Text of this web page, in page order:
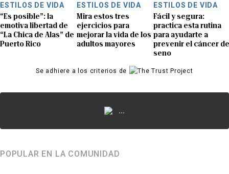
ESTILOS DE VIDA
“Es posible”: la
emotiva libertad de
“La Chica de Alas” de
Puerto Rico
ESTILOS DE VIDA
Mira estos tres
ejercicios para
mejorar la vida de los
adultos mayores
ESTILOS DE VIDA
Fácil y segura:
practica esta rutina
para ayudarte a
prevenir el cáncer de
seno
Se adhiere a los criterios de
...
POPULAR EN LA COMUNIDAD